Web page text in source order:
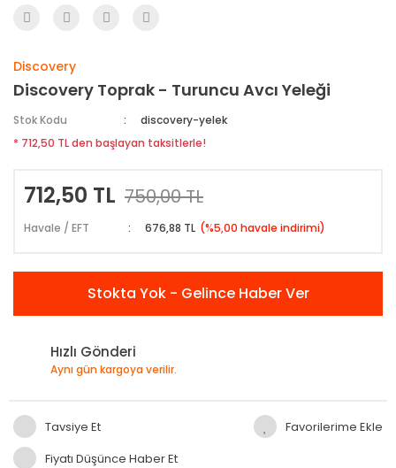
Discovery
Discovery Toprak - Turuncu Avcı Yeleği
Stok Kodu
discovery-yelek
* 712,50 TL den başlayan taksitlerle!
712,50 TL 750,00 TL
Havale / EFT 676,88 TL (%5,00 havale indirimi)
Stokta Yok - Gelince Haber Ver
Hızlı Gönderi
Aynı gün kargoya verilir.
Tavsiye Et
Fiyatı Düşünce Haber Et